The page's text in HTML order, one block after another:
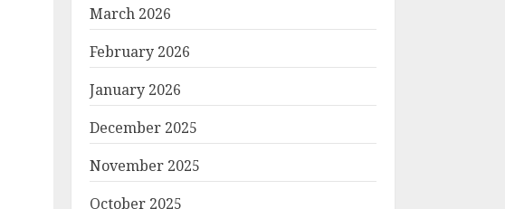
March 2026
February 2026
January 2026
December 2025
November 2025
October 2025